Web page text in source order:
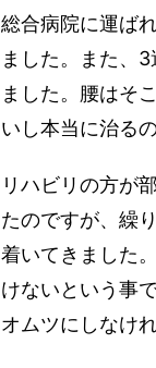
総合病院に運ば
ました。また、
ました。腰はそ
いし本当に治る
リハビリの方が
たのですが、繰
着いてきました
けないという事
オムツにしなけ